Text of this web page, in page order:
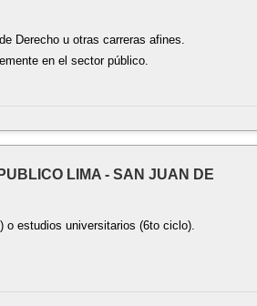
Derecho u otras carreras afines.
en el sector público.
LIMA - SAN JUAN DE
o estudios universitarios (6to ciclo).